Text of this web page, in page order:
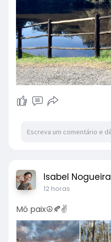
Isabel Nogueira
12 horas
Mó paix☮️🍂✌️